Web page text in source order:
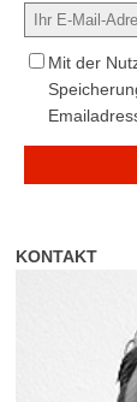
Mit der
KONTAKT